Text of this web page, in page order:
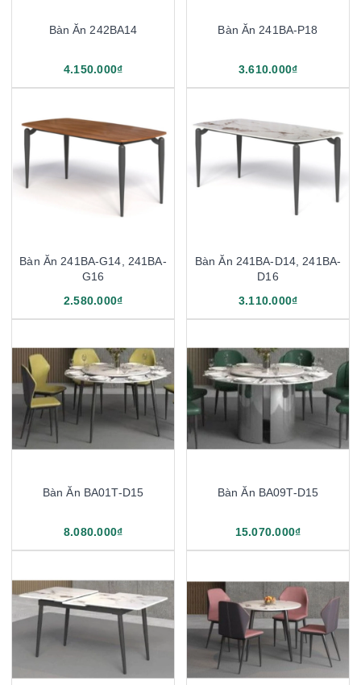
Bàn Ăn 242BA14
4.150.000₫
Bàn Ăn 241BA-P18
3.610.000₫
Bàn Ăn 241BA-G14, 241BA-
G16
2.580.000₫
Bàn Ăn 241BA-D14, 241BA-
D16
3.110.000₫
Bàn Ăn BA01T-D15
8.080.000₫
Bàn Ăn BA09T-D15
15.070.000₫